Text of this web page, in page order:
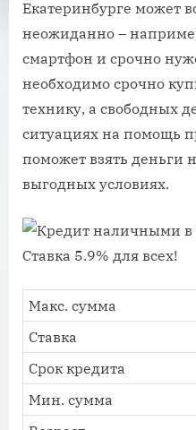
Екатеринбурге может
неожиданно –
смартфон и срочно
необходимо срочно
технику, а свободных
ситуациях на помощь
поможет взять деньги
выгодных условиях.
Ставка 5.9% для всех!
Макс. сумма
Ставка
Срок кредита
Мин. сумма